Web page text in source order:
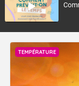
TEMPÉRATURE